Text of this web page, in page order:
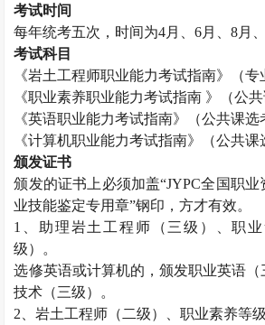
考试时间
每年统考五次，时间为4月、6月、8月、
考试科目
《岩土工程师职业能力考试指南》（专
《职业素养职业能力考试指南 》（公共
《英语职业能力考试指南》（公共课选
《计算机职业能力考试指南》（公共课
颁发证书
颁发的证书上必须加盖“JYPC全国职
业技能鉴定专用章”钢印，方才有效。
1、助理岩土工程师 （三级）、职
级）。
选修英语或计算机的，颁发职业英语（
技术（三级）。
2、岩土工程师 （二级）、职业素养等